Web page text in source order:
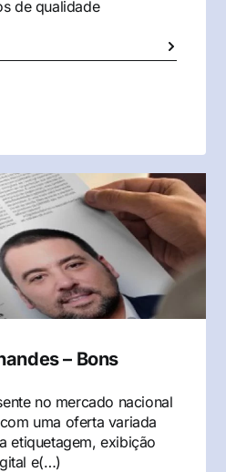
de qualidade
– Bons
no mercado nacional
uma oferta variada
etiquetagem, exibição
e(…)